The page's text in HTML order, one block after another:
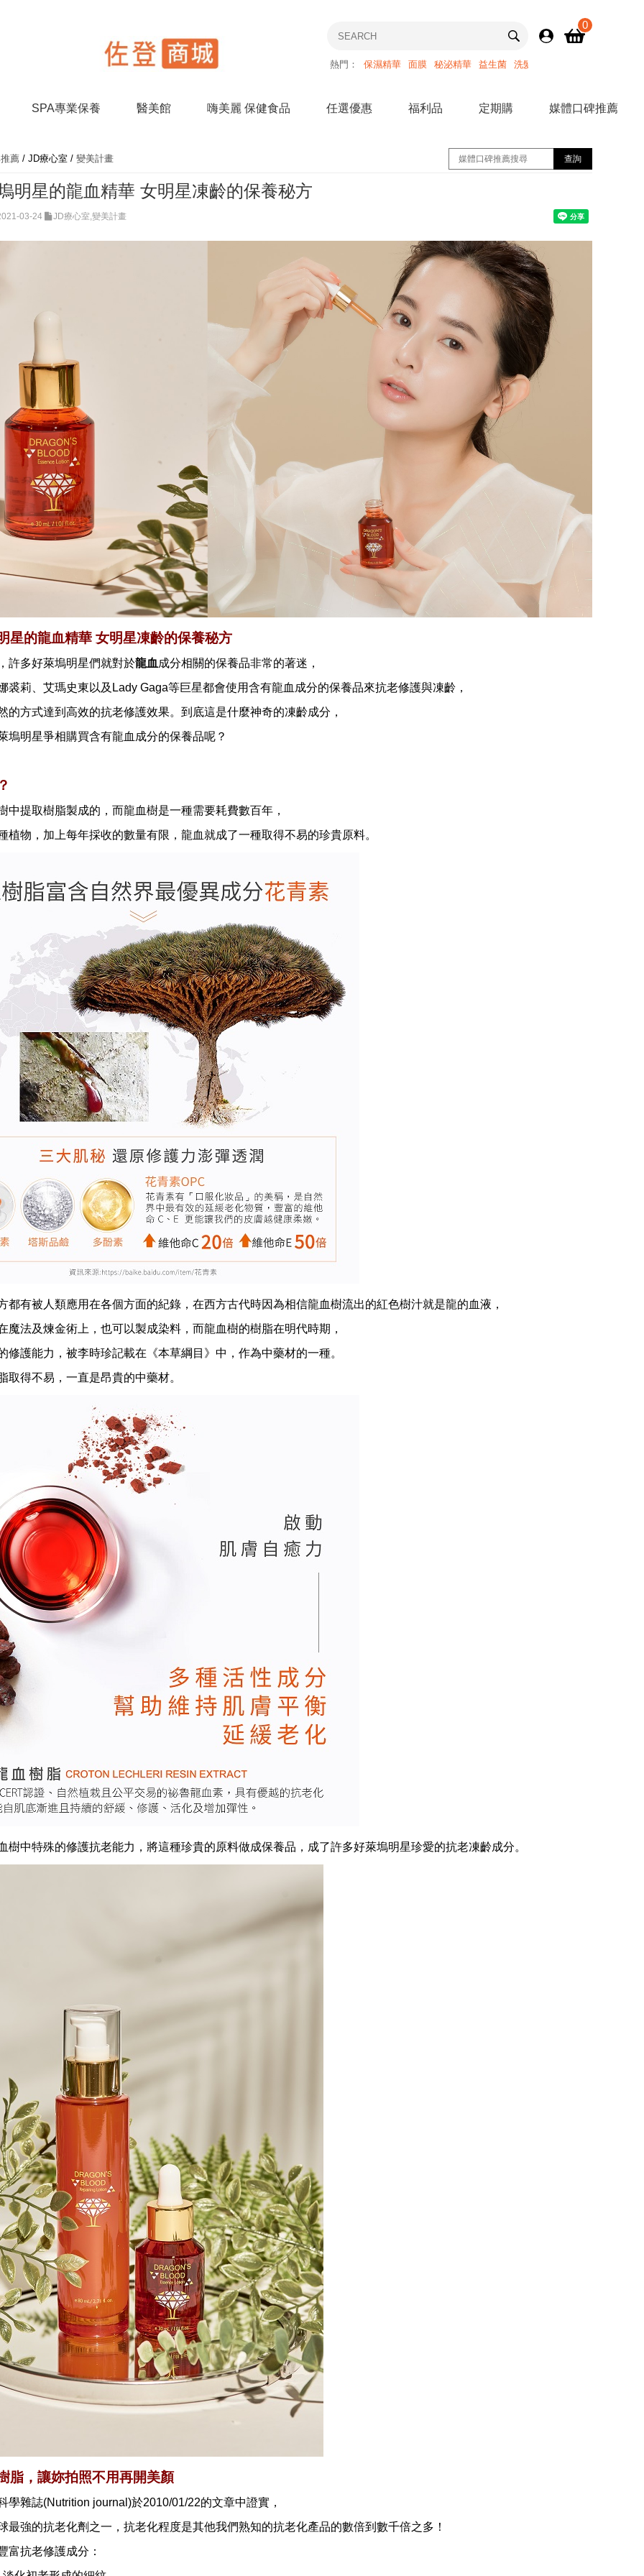
熱門： 保濕精華 面膜 秘泌精華 益生菌 洗髮精
0
SPA專業保養 醫美館 嗨美麗 保健食品 任選優惠 福利品 定期購 媒體口碑推薦
薦 / JD療心室 / 變美計畫
明星的龍血精華 女明星凍齡的保養秘方
03-24 JD療心室,變美計畫
星的龍血精華 女明星凍齡的保養秘方
許多好萊塢明星們就對於龍血 成分相關的保養品非常的著迷，
裘莉、艾瑪史東以及Lady Gaga等巨星都會使用含有龍血成分的保養品來抗老修護與凍齡，
的方式達到高效的抗老修護效果。到底這是什麼神奇的凍齡成分，
塢明星爭相購買含有龍血成分的保養品呢？
中提取樹脂製成的，而龍血樹是一種需要耗費數百年，
植物，加上每年採收的數量有限，龍血就成了一種取得不易的珍貴原料。
都有被人類應用在各個方面的紀錄，在西方古代時因為相信龍血樹流出的紅色樹汁就是龍的血液，
魔法及煉金術上，也可以製成染料，而龍血樹的樹脂在明代時期，
修護能力，被李時珍記載在《本草綱目》中，作為中藥材的一種。
取得不易，一直是昂貴的中藥材。
樹中特殊的修護抗老能力，將這種珍貴的原料做成保養品，成了許多好萊塢明星珍愛的抗老凍齡成分。
脂，讓妳拍照不用再開美顏
學雜誌(Nutrition journal)於2010/01/22的文章中證實，
最強的抗老化劑之一，抗老化程度是其他我們熟知的抗老化產品的數倍到數千倍之多！
富抗老修護成分：